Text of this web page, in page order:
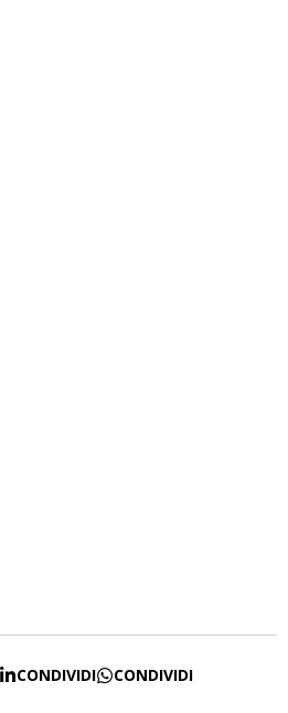
CONDIVIDI CONDIVIDI